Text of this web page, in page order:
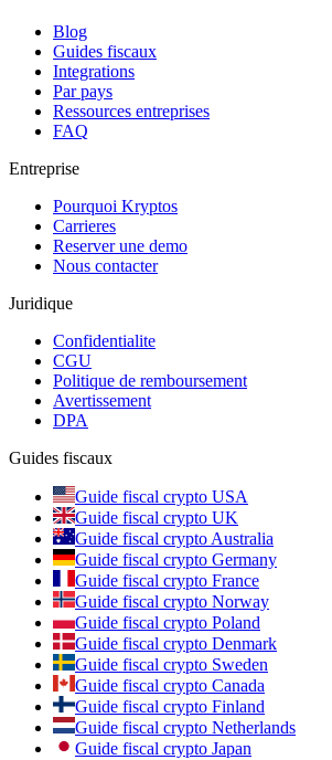
Blog
Guides fiscaux
Integrations
Par pays
Ressources entreprises
FAQ
Entreprise
Pourquoi Kryptos
Carrieres
Reserver une demo
Nous contacter
Juridique
Confidentialite
CGU
Politique de remboursement
Avertissement
DPA
Guides fiscaux
Guide fiscal crypto USA
Guide fiscal crypto UK
Guide fiscal crypto Australia
Guide fiscal crypto Germany
Guide fiscal crypto France
Guide fiscal crypto Norway
Guide fiscal crypto Poland
Guide fiscal crypto Denmark
Guide fiscal crypto Sweden
Guide fiscal crypto Canada
Guide fiscal crypto Finland
Guide fiscal crypto Netherlands
Guide fiscal crypto Japan